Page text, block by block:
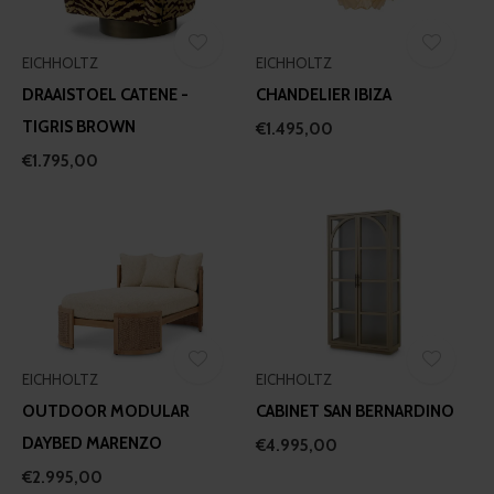
EICHHOLTZ
DRAAISTOEL CATENE -
TIGRIS BROWN
€1.795,00
EICHHOLTZ
CHANDELIER IBIZA
€1.495,00
EICHHOLTZ
OUTDOOR MODULAR
DAYBED MARENZO
€2.995,00
EICHHOLTZ
CABINET SAN BERNARDINO
€4.995,00